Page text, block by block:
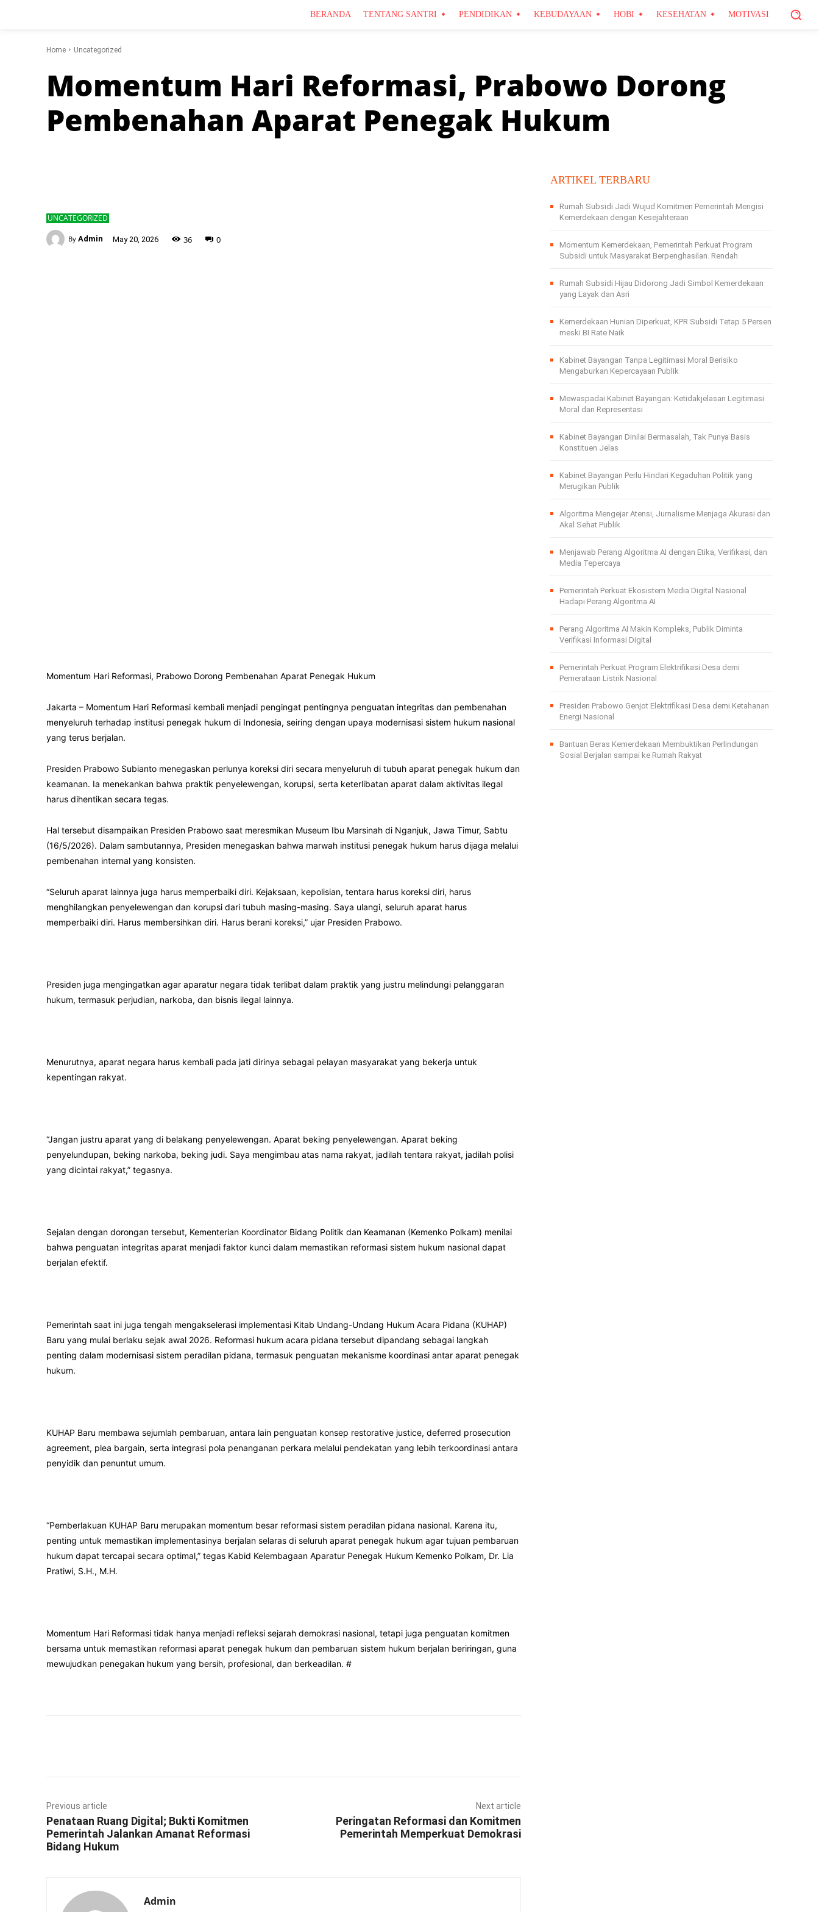
BERANDA TENTANG SANTRI PENDIDIKAN KEBUDAYAAN HOBI KESEHATAN MOTIVASI
Home Uncategorized
Momentum Hari Reformasi, Prabowo Dorong
Pembenahan Aparat Penegak Hukum
UNCATEGORIZED
By Admin May 20, 2026 36 0
Momentum Hari Reformasi, Prabowo Dorong Pembenahan Aparat Penegak Hukum
Jakarta – Momentum Hari Reformasi kembali menjadi pengingat pentingnya penguatan integritas dan pembenahan
menyeluruh terhadap institusi penegak hukum di Indonesia, seiring dengan upaya modernisasi sistem hukum nasional
yang terus berjalan.
Presiden Prabowo Subianto menegaskan perlunya koreksi diri secara menyeluruh di tubuh aparat penegak hukum dan
keamanan. Ia menekankan bahwa praktik penyelewengan, korupsi, serta keterlibatan aparat dalam aktivitas ilegal
harus dihentikan secara tegas.
Hal tersebut disampaikan Presiden Prabowo saat meresmikan Museum Ibu Marsinah di Nganjuk, Jawa Timur, Sabtu
(16/5/2026). Dalam sambutannya, Presiden menegaskan bahwa marwah institusi penegak hukum harus dijaga melalui
pembenahan internal yang konsisten.
“Seluruh aparat lainnya juga harus memperbaiki diri. Kejaksaan, kepolisian, tentara harus koreksi diri, harus
menghilangkan penyelewengan dan korupsi dari tubuh masing-masing. Saya ulangi, seluruh aparat harus
memperbaiki diri. Harus membersihkan diri. Harus berani koreksi,” ujar Presiden Prabowo.
Presiden juga mengingatkan agar aparatur negara tidak terlibat dalam praktik yang justru melindungi pelanggaran
hukum, termasuk perjudian, narkoba, dan bisnis ilegal lainnya.
Menurutnya, aparat negara harus kembali pada jati dirinya sebagai pelayan masyarakat yang bekerja untuk
kepentingan rakyat.
“Jangan justru aparat yang di belakang penyelewengan. Aparat beking penyelewengan. Aparat beking
penyelundupan, beking narkoba, beking judi. Saya mengimbau atas nama rakyat, jadilah tentara rakyat, jadilah polisi
yang dicintai rakyat,” tegasnya.
Sejalan dengan dorongan tersebut, Kementerian Koordinator Bidang Politik dan Keamanan (Kemenko Polkam) menilai
bahwa penguatan integritas aparat menjadi faktor kunci dalam memastikan reformasi sistem hukum nasional dapat
berjalan efektif.
Pemerintah saat ini juga tengah mengakselerasi implementasi Kitab Undang-Undang Hukum Acara Pidana (KUHAP)
Baru yang mulai berlaku sejak awal 2026. Reformasi hukum acara pidana tersebut dipandang sebagai langkah
penting dalam modernisasi sistem peradilan pidana, termasuk penguatan mekanisme koordinasi antar aparat penegak
hukum.
KUHAP Baru membawa sejumlah pembaruan, antara lain penguatan konsep restorative justice, deferred prosecution
agreement, plea bargain, serta integrasi pola penanganan perkara melalui pendekatan yang lebih terkoordinasi antara
penyidik dan penuntut umum.
“Pemberlakuan KUHAP Baru merupakan momentum besar reformasi sistem peradilan pidana nasional. Karena itu,
penting untuk memastikan implementasinya berjalan selaras di seluruh aparat penegak hukum agar tujuan pembaruan
hukum dapat tercapai secara optimal,” tegas Kabid Kelembagaan Aparatur Penegak Hukum Kemenko Polkam, Dr. Lia
Pratiwi, S.H., M.H.
Momentum Hari Reformasi tidak hanya menjadi refleksi sejarah demokrasi nasional, tetapi juga penguatan komitmen
bersama untuk memastikan reformasi aparat penegak hukum dan pembaruan sistem hukum berjalan beriringan, guna
mewujudkan penegakan hukum yang bersih, profesional, dan berkeadilan. #
Previous article
Penataan Ruang Digital; Bukti Komitmen
Pemerintah Jalankan Amanat Reformasi
Bidang Hukum
Next article
Peringatan Reformasi dan Komitmen
Pemerintah Memperkuat Demokrasi
Admin
ARTIKEL TERBARU
Rumah Subsidi Jadi Wujud Komitmen Pemerintah Mengisi
Kemerdekaan dengan Kesejahteraan
Momentum Kemerdekaan, Pemerintah Perkuat Program
Subsidi untuk Masyarakat Berpenghasilan. Rendah
Rumah Subsidi Hijau Didorong Jadi Simbol Kemerdekaan
yang Layak dan Asri
Kemerdekaan Hunian Diperkuat, KPR Subsidi Tetap 5 Persen
meski BI Rate Naik
Kabinet Bayangan Tanpa Legitimasi Moral Berisiko
Mengaburkan Kepercayaan Publik
Mewaspadai Kabinet Bayangan: Ketidakjelasan Legitimasi
Moral dan Representasi
Kabinet Bayangan Dinilai Bermasalah, Tak Punya Basis
Konstituen Jelas
Kabinet Bayangan Perlu Hindari Kegaduhan Politik yang
Merugikan Publik
Algoritma Mengejar Atensi, Jurnalisme Menjaga Akurasi dan
Akal Sehat Publik
Menjawab Perang Algoritma AI dengan Etika, Verifikasi, dan
Media Tepercaya
Pemerintah Perkuat Ekosistem Media Digital Nasional
Hadapi Perang Algoritma AI
Perang Algoritma AI Makin Kompleks, Publik Diminta
Verifikasi Informasi Digital
Pemerintah Perkuat Program Elektrifikasi Desa demi
Pemerataan Listrik Nasional
Presiden Prabowo Genjot Elektrifikasi Desa demi Ketahanan
Energi Nasional
Bantuan Beras Kemerdekaan Membuktikan Perlindungan
Sosial Berjalan sampai ke Rumah Rakyat